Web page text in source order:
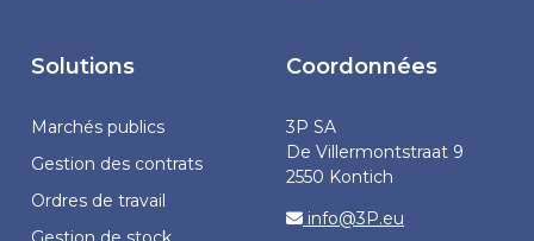
Solutions
Marchés publics
Gestion des contrats
Ordres de travail
Coordonnées
3P SA
De Villermontstraat 9
2550 Kontich
info@3P.eu